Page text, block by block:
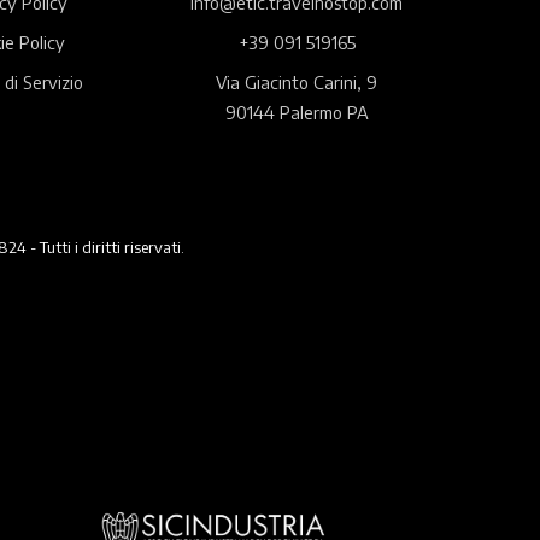
Policy
di Servizio
+39 091 519165
Via Giacinto Carini, 9
90144 Palermo PA
- Tutti i diritti riservati.